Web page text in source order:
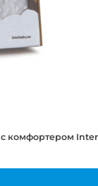
с комфортером